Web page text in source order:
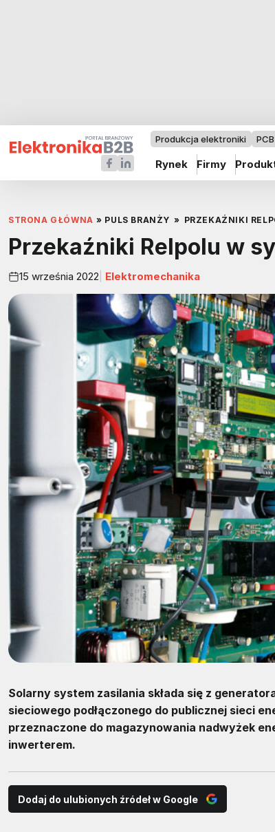
Produkcja elektroniki PCB
Rynek Firmy
STRONA GŁÓWNA » PULS BRANŻY » PRZEKAŹNIKI
Przekaźniki Relpolu w
15 września 2022 Elektromechanika
Solarny system zasilania składa się z
sieciowego podłączonego do publicznej sieci
przeznaczone do magazynowania nadwyżek
inwerterem.
Dodaj do ulubionych źródeł w Google